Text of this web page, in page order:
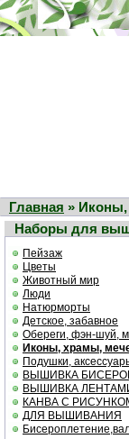
Главная » Иконы,
Наборы для
Пейзаж
Цветы
Животный мир
Люди
Натюрморты
Детское, забавное
Обереги, фэн-шуй,
Иконы, храмы,
Подушки,
ВЫШИВКА
ВЫШИВКА
КАНВА С
ДЛЯ ВЫШИВАНИЯ